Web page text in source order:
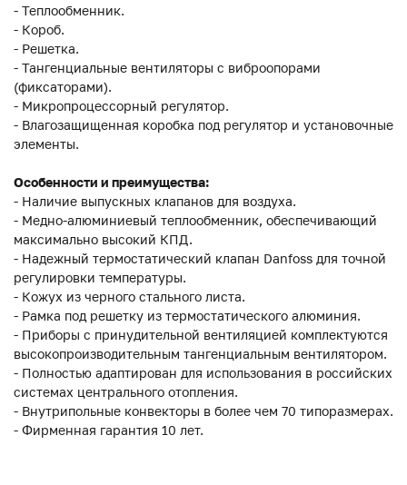
- Теплообменник.
- Короб.
- Решетка.
- Тангенциальные вентиляторы с виброопорами
(фиксаторами).
- Микропроцессорный регулятор.
- Влагозащищенная коробка под регулятор и установочные
элементы.
Особенности и преимущества:
- Наличие выпускных клапанов для воздуха.
- Медно-алюминиевый теплообменник, обеспечивающий
максимально высокий КПД.
- Надежный термостатический клапан Danfoss для точной
регулировки температуры.
- Кожух из черного стального листа.
- Рамка под решетку из термостатического алюминия.
- Приборы с принудительной вентиляцией комплектуются
высокопроизводительным тангенциальным вентилятором.
- Полностью адаптирован для использования в российских
системах центрального отопления.
- Внутрипольные конвекторы в более чем 70 типоразмерах.
- Фирменная гарантия 10 лет.